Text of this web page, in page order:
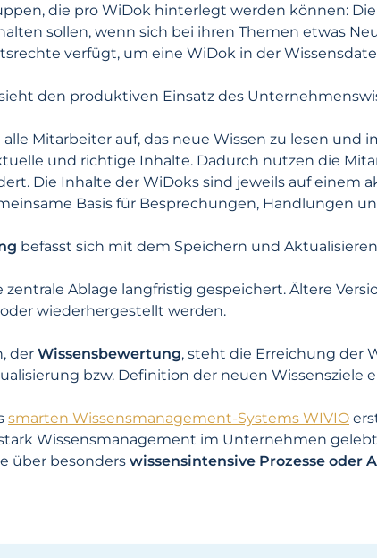
die pro WiDok hinterlegt werden können:
sollen, wenn sich bei ihren Themen etwas
verfügt, um eine WiDok in der
den produktiven Einsatz des
Mitarbeiter auf, das neue Wissen zu lesen und
und richtige Inhalte. Dadurch nutzen die
Die Inhalte der WiDoks sind jeweils auf einem
Basis für Besprechungen, Handlungen
befasst sich mit dem Speichern und
zentrale Ablage langfristig gespeichert. Ältere
wiederhergestellt werden.
der Wissensbewertung, steht die Erreichung der
bzw. Definition der neuen Wissensziele
smarten Wissensmanagement-Systems WIVIO
Wissensmanagement im Unternehmen
über besonders wissensintensive Prozesse oder